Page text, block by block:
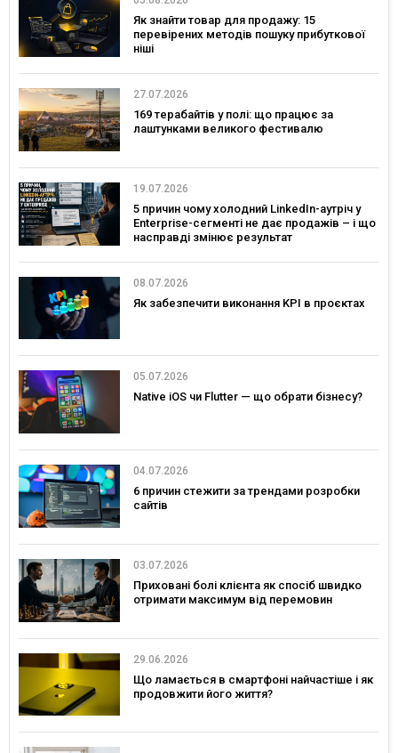
Як знайти товар для продажу: 15
перевірених методів пошуку прибуткової
ніші
27.07.2026
169 терабайтів у полі: що працює за
лаштунками великого фестивалю
19.07.2026
5 причин чому холодний LinkedIn-аутріч у
Enterprise-сегменті не дає продажів – і що
насправді змінює результат
08.07.2026
Як забезпечити виконання KPI в проєктах
05.07.2026
Native iOS чи Flutter — що обрати бізнесу?
04.07.2026
6 причин стежити за трендами розробки
сайтів
03.07.2026
Приховані болі клієнта як спосіб швидко
отримати максимум від перемовин
29.06.2026
Що ламається в смартфоні найчастіше і як
продовжити його життя?